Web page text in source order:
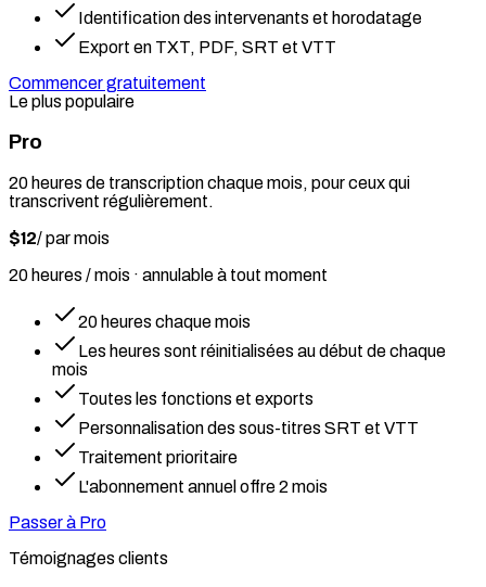
Identification des intervenants et horodatage
Export en TXT, PDF, SRT et VTT
Commencer gratuitement
Le plus populaire
Pro
20 heures de transcription chaque mois, pour ceux qui
transcrivent régulièrement.
$12/par mois
20 heures / mois · annulable à tout moment
20 heures chaque mois
Les heures sont réinitialisées au début de chaque
mois
Toutes les fonctions et exports
Personnalisation des sous-titres SRT et VTT
Traitement prioritaire
L'abonnement annuel offre 2 mois
Passer à Pro
Témoignages clients